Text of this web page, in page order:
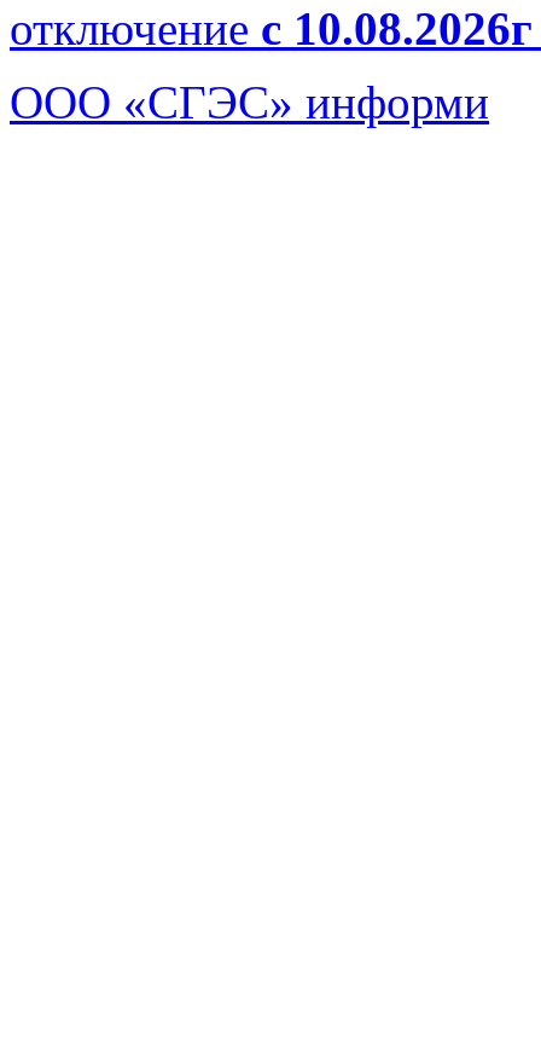
отключение с
ООО «СГЭС» информи